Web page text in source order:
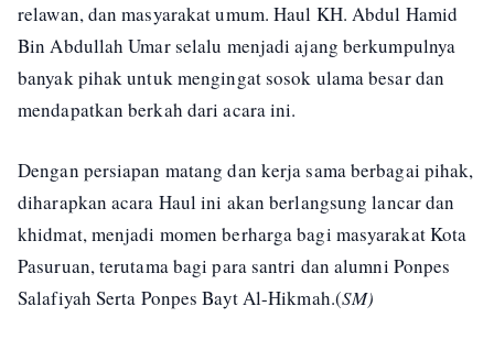
relawan, dan masyarakat umum. Haul KH. Abdul Hamid
Bin Abdullah Umar selalu menjadi ajang berkumpulnya
banyak pihak untuk mengingat sosok ulama besar dan
mendapatkan berkah dari acara ini.
Dengan persiapan matang dan kerja sama berbagai pihak,
diharapkan acara Haul ini akan berlangsung lancar dan
khidmat, menjadi momen berharga bagi masyarakat Kota
Pasuruan, terutama bagi para santri dan alumni Ponpes
Salafiyah Serta Ponpes Bayt Al-Hikmah.(SM)